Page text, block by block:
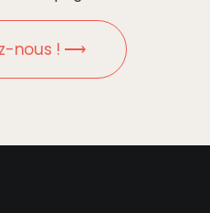
nous ! ⟶